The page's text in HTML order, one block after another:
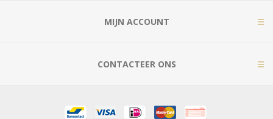
MIJN ACCOUNT
CONTACTEER ONS